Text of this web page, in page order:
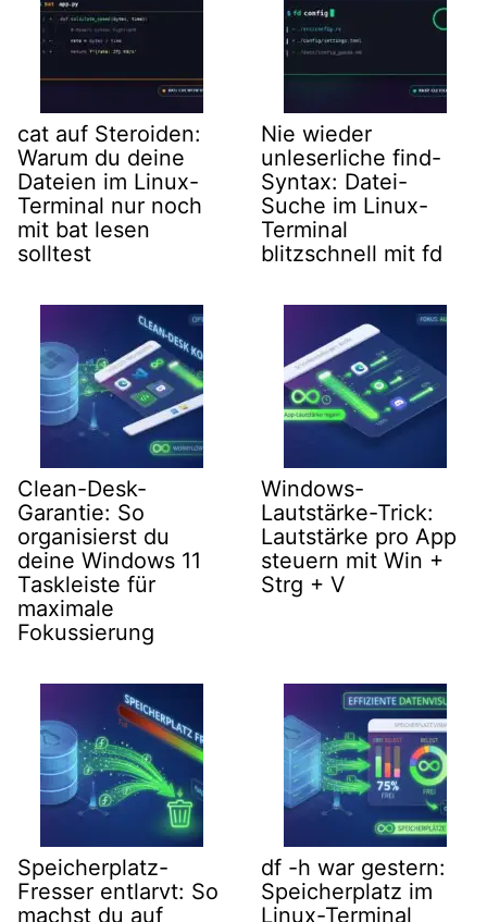
cat auf Steroiden:
Warum du deine
Dateien im Linux-
Terminal nur noch
mit bat lesen
solltest
Nie wieder
unleserliche find-
Syntax: Datei-
Suche im Linux-
Terminal
blitzschnell mit fd
Clean-Desk-
Garantie: So
organisierst du
deine Windows 11
Taskleiste für
maximale
Fokussierung
Windows-
Lautstärke-Trick:
Lautstärke pro App
steuern mit Win +
Strg + V
Speicherplatz-
Fresser entlarvt: So
machst du auf
df -h war gestern:
Speicherplatz im
Linux-Terminal